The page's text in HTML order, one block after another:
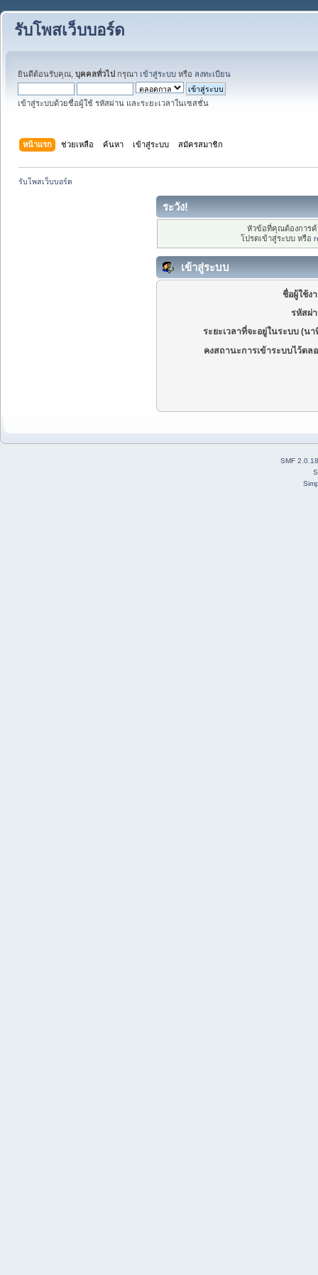
รับโพสเว็บบอร์ด
ยินดีต้อนรับคุณ, บุคคลทั่วไป กรุณา เข้าสู่ระบบ หรือ ลงทะเบียน
เข้าสู่ระบบด้วยชื่อผู้ใช้ รหัสผ่าน และระยะเวลาในเซสชั่น
หน้าแรก ช่วยเหลือ ค้นหา เข้าสู่ระบบ สมัครสมาชิก
รับโพสเว็บบอร์ด
ระวัง!
หัวข้อที่คุณต้องการ
โปรดเข้าสู่ระบบ หรือ
เข้าสู่ระบบ
ชื่อผู้ใช้ง
รหัสผ่
ระยะเวลาที่จะอยู่ในระบบ (นา
คงสถานะการเข้าระบบไว้ตล
SMF 2.0.18